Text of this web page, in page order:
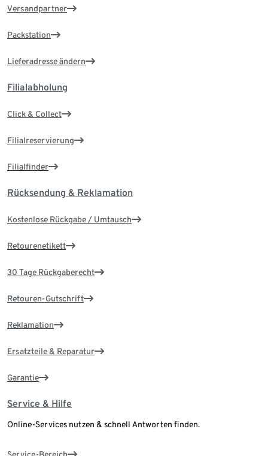
Versandpartner
Packstation
Lieferadresse ändern
Filialabholung
Click & Collect
Filialreservierung
Filialfinder
Rücksendung & Reklamation
Kostenlose Rückgabe / Umtausch
Retourenetikett
30 Tage Rückgaberecht
Retouren-Gutschrift
Reklamation
Ersatzteile & Reparatur
Garantie
Service & Hilfe
Online-Services nutzen & schnell Antworten finden.